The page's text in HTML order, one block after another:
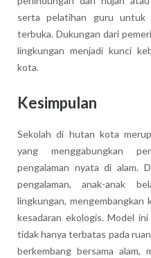
serta pelatihan guru untuk
terbuka. Dukungan dari
lingkungan menjadi kunci
kota.
Kesimpulan
Sekolah di hutan kota
yang menggabungkan
pengalaman nyata di alam.
pengalaman, anak-anak
lingkungan, mengembangkan
kesadaran ekologis. Model
tidak hanya terbatas pada
berkembang bersama alam,